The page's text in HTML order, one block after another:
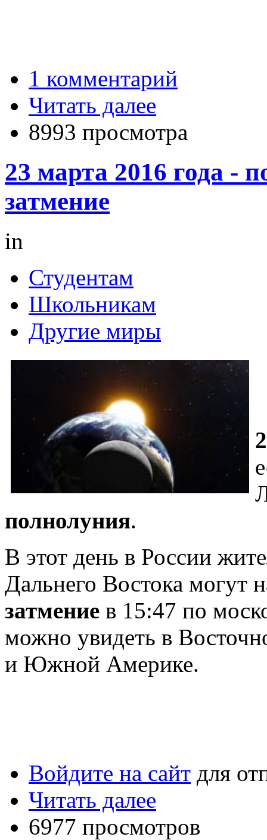
1 комментарий
Читать далее
8993 просмотра
23 марта 2016 года -
затмение
in
Студентам
Школьникам
Другие миры
полнолуния.
В этот день в России
Дальнего Востока могут
затмение в 15:47 по
можно увидеть в
и Южной Америке.
Войдите на сайт для
Читать далее
6977 просмотров